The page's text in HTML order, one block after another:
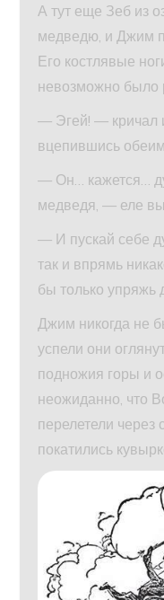
А тут еще Зеб из
медведю, и Джим
Его костлявые
невозможно было
— Эгей! — кричал
вцепившись
— Он… кажется…
медведя, — еле
— И пускай себе
так и впрямь
бы только упряжь
Джим никогда не
успели они
подножия горы и
неожиданно, что
перелетели через
покатились